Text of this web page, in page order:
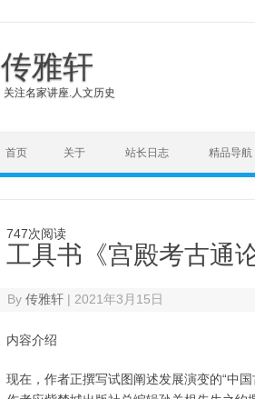
传雅轩
关注名家讲座.人文历史
首页 关于 站长日志 精品导航
747次阅读
工具书《宫殿考古通
By传雅轩 | 2021年3月15日
内容介绍
现在，作者正撰写试图阐述发展演变的“中